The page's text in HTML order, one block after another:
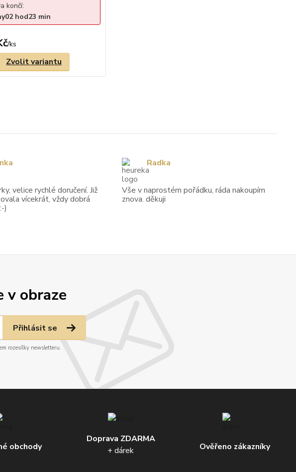
/ks
končí:
02 hod23 min
Zvolit variantu
v obraze
Přihlásit se
rozesílky newsletteru.
obchody
Doprava ZDARMA
+ dárek
Ověřeno zákazníky
velice rychlé doručení. Již
vícekrát, vždy dobrá
)
Vše v naprostém pořádku, ráda nakoupím
znova. děkuji
Radka